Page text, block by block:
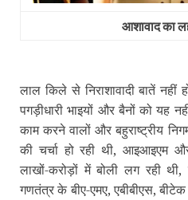
आशावाद का
लाल किले से निराशावादी बातें
पगड़ीधारी भाइयों और बैनों को यह
काम करने वालों और बहुराष्ट्रीय
की चर्चा हो रही थी, आइआइएम
लाखों-करोड़ों में बोली लग रही
गणतंत्र के बीए-एमए, एबीबीएस,